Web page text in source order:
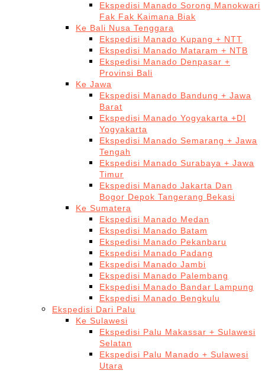
Ekspedisi Manado Sorong Manokwari
Fak Fak Kaimana Biak
Ke Bali Nusa Tenggara
Ekspedisi Manado Kupang + NTT
Ekspedisi Manado Mataram + NTB
Ekspedisi Manado Denpasar +
Provinsi Bali
Ke Jawa
Ekspedisi Manado Bandung + Jawa
Barat
Ekspedisi Manado Yogyakarta +DI
Yogyakarta
Ekspedisi Manado Semarang + Jawa
Tengah
Ekspedisi Manado Surabaya + Jawa
Timur
Ekspedisi Manado Jakarta Dan
Bogor Depok Tangerang Bekasi
Ke Sumatera
Ekspedisi Manado Medan
Ekspedisi Manado Batam
Ekspedisi Manado Pekanbaru
Ekspedisi Manado Padang
Ekspedisi Manado Jambi
Ekspedisi Manado Palembang
Ekspedisi Manado Bandar Lampung
Ekspedisi Manado Bengkulu
Ekspedisi Dari Palu
Ke Sulawesi
Ekspedisi Palu Makassar + Sulawesi
Selatan
Ekspedisi Palu Manado + Sulawesi
Utara